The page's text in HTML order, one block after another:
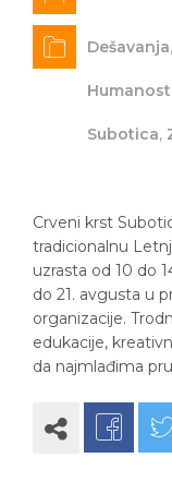
Dešavanja,
Humanost
Subotica,
Crveni krst
tradicionalnu
uzrasta od 10 do
do 21. avgusta u
organizacije.
edukacije,
da najmlađima